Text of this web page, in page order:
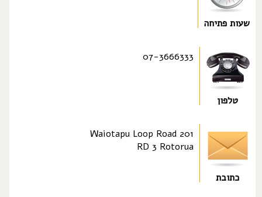
שעות פתיחה
טלפון
07-3666333
כתובת
201 Waiotapu Loop Road
RD 3 Rotorua